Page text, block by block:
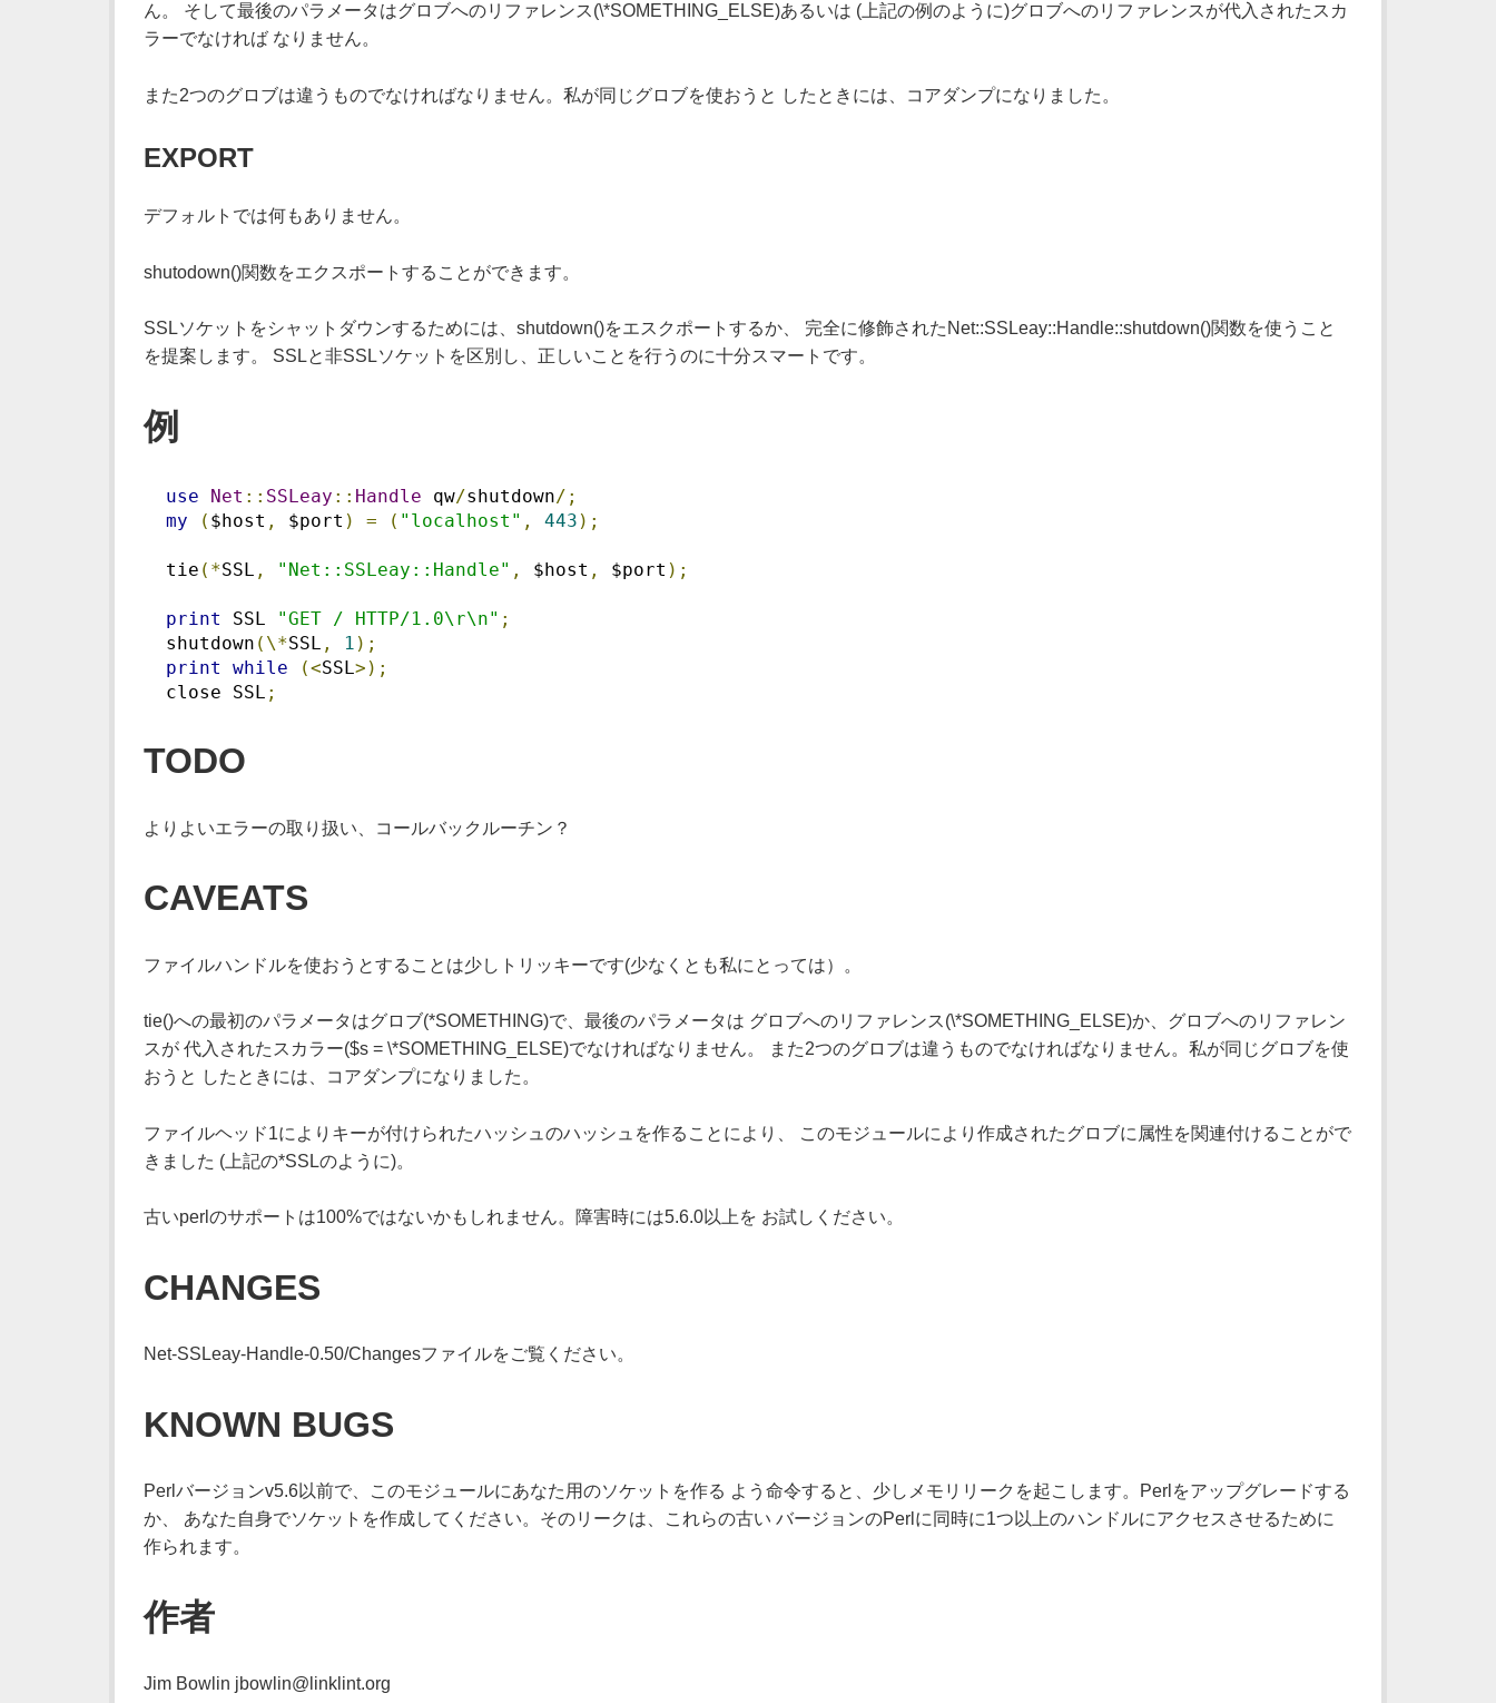
ん。 そして最後のパラメータはグロブへのリファレンス(\*SOMETHING_ELSE)あるいは (上記の例のように)グロブへのリファレンスが代入されたスカ
ラーでなければ なりません。
また2つのグロブは違うものでなければなりません。私が同じグロブを使おうと したときには、コアダンプになりました。
EXPORT
デフォルトでは何もありません。
shutodown()関数をエクスポートすることができます。
SSLソケットをシャットダウンするためには、shutdown()をエスクポートするか、 完全に修飾されたNet::SSLeay::Handle::shutdown()関数を使うこと
を提案します。 SSLと非SSLソケットを区別し、正しいことを行うのに十分スマートです。
例
use Net :: SSLeay :: Handle qw/shutdown/;
my
( $host , $port ) = ( "localhost" , 443 );
tie (*SSL , "Net::SSLeay::Handle" , $host , $port );
print SSL "GET / HTTP/1.0\r\n" ;
shutdown (\*SSL , 1 );
print
while (<SSL >);
close SSL ;
TODO
よりよいエラーの取り扱い、コールバックルーチン？
CAVEATS
ファイルハンドルを使おうとすることは少しトリッキーです(少なくとも私にとっては）。
tie()への最初のパラメータはグロブ(*SOMETHING)で、最後のパラメータは グロブへのリファレンス(\*SOMETHING_ELSE)か、グロブへのリファレン
スが 代入されたスカラー($s = \*SOMETHING_ELSE)でなければなりません。 また2つのグロブは違うものでなければなりません。私が同じグロブを使
おうと したときには、コアダンプになりました。
ファイルヘッド1によりキーが付けられたハッシュのハッシュを作ることにより、 このモジュールにより作成されたグロブに属性を関連付けることがで
きました (上記の*SSLのように)。
古いperlのサポートは100%ではないかもしれません。障害時には5.6.0以上を お試しください。
CHANGES
Net-SSLeay-Handle-0.50/Changesファイルをご覧ください。
KNOWN BUGS
Perlバージョンv5.6以前で、このモジュールにあなた用のソケットを作る よう命令すると、少しメモリリークを起こします。Perlをアップグレードする
か、 あなた自身でソケットを作成してください。そのリークは、これらの古い バージョンのPerlに同時に1つ以上のハンドルにアクセスさせるために
作られます。
作者
Jim Bowlin jbowlin@linklint.org